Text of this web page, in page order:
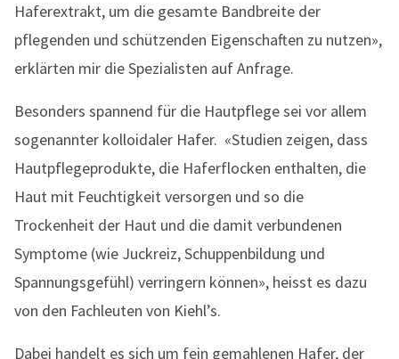
Haferextrakt, um die gesamte Bandbreite der
pflegenden und schützenden Eigenschaften zu nutzen»,
erklärten mir die Spezialisten auf Anfrage.
Besonders spannend für die Hautpflege sei vor allem
sogenannter kolloidaler Hafer. «Studien zeigen, dass
Hautpflegeprodukte, die Haferflocken enthalten, die
Haut mit Feuchtigkeit versorgen und so die
Trockenheit der Haut und die damit verbundenen
Symptome (wie Juckreiz, Schuppenbildung und
Spannungsgefühl) verringern können», heisst es dazu
von den Fachleuten von Kiehl’s.
Dabei handelt es sich um fein gemahlenen Hafer, der